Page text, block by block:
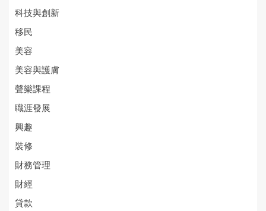
科技與創新
移民
美容
美容與護膚
聲樂課程
職涯發展
興趣
裝修
財務管理
財經
貸款